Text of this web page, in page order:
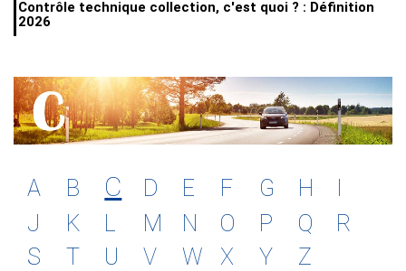
Contrôle technique collection, c'est quoi ? : Définition
2026
A B C D E F G H
I
J
K L M N O P Q
R
S
T U V W X Y Z